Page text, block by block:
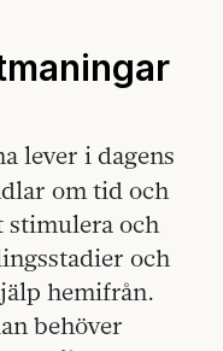
lever i dagens
om tid och
och
och
hemifrån.
behöver